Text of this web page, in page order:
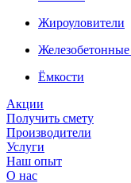
Жироуловители
Железобетонные
Ёмкости
Акции
Получить смету
Производители
Услуги
Наш опыт
О нас